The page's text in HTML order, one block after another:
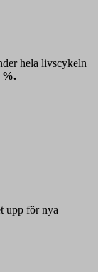
hela livscykeln
%.
upp för nya